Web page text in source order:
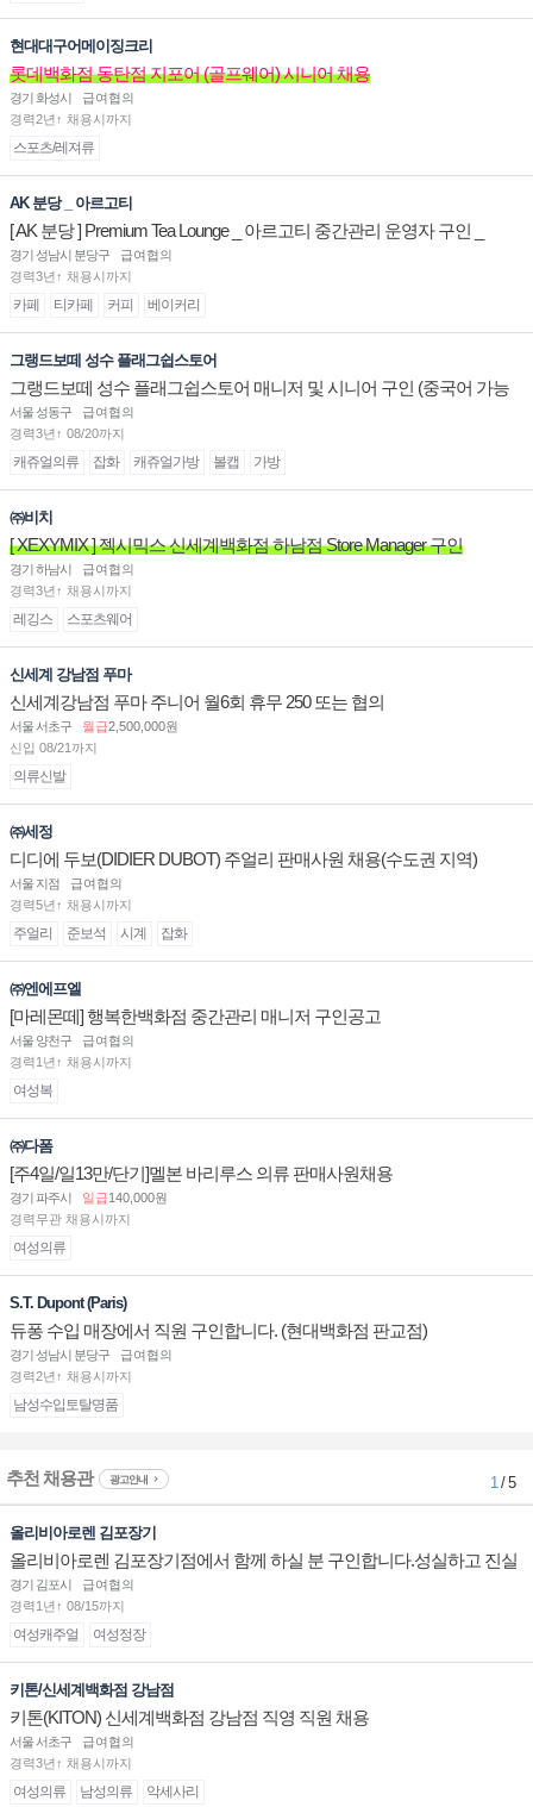
현대대구어메이징크리
롯데백화점 동탄점 지포어 (골프웨어) 시니어 채용
경기 화성시
급여협의
경력2년↑ 채용시까지
스포츠/레져류
AK 분당 _ 아르고티
[ AK 분당 ] Premium Tea Lounge _ 아르고티 중간관리 운영자 구인 _
경기 성남시 분당구
급여협의
경력3년↑ 채용시까지
카페 티카페 커피 베이커리
그랭드보떼 성수 플래그쉽스토어
그랭드보떼 성수 플래그쉽스토어 매니저 및 시니어 구인 (중국어 가능
자)
서울 성동구
급여협의
경력3년↑ 08/20까지
캐쥬얼의류 잡화 캐쥬얼가방 볼캡 가방
㈜비치
[ XEXYMIX ] 젝시믹스 신세계백화점 하남점 Store Manager 구인
경기 하남시
급여협의
경력3년↑ 채용시까지
레깅스 스포츠웨어
신세계 강남점 푸마
신세계강남점 푸마 주니어 월6회 휴무 250 또는 협의
서울 서초구 월급2,500,000원
신입 08/21까지
의류신발
㈜세정
디디에 두보(DIDIER DUBOT) 주얼리 판매사원 채용(수도권 지역)
서울 지점
급여협의
경력5년↑ 채용시까지
주얼리 준보석 시계 잡화
㈜엔에프엘
[마레몬떼] 행복한백화점 중간관리 매니저 구인공고
서울 양천구
급여협의
경력1년↑ 채용시까지
여성복
㈜다폼
[주4일/일13만/단기]멜본 바리루스 의류 판매사원채용
경기 파주시 일급140,000원
경력무관 채용시까지
여성의류
S.T. Dupont (Paris)
듀퐁 수입 매장에서 직원 구인합니다. (현대백화점 판교점)
경기 성남시 분당구
급여협의
경력2년↑ 채용시까지
남성수입토탈명품
추천 채용관 광고안내 1/ 5
올리비아로렌 김포장기
올리비아로렌 김포장기점에서 함께 하실 분 구인합니다.성실하고 진실
된 마음 하나면 됩니다.
경기 김포시
급여협의
경력1년↑ 08/15까지
여성캐주얼 여성정장
키톤/신세계백화점 강남점
키톤(KITON) 신세계백화점 강남점 직영 직원 채용
서울 서초구
급여협의
경력3년↑ 채용시까지
여성의류 남성의류 악세사리